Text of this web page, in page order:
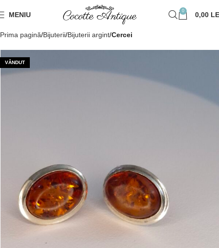
MENIU 0 0,00
Prima pagină Bijuterii Bijuterii argint Cercei
VÂNDUT